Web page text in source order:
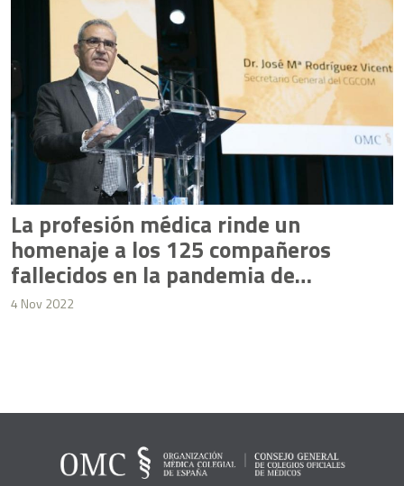
La profesión médica rinde un
homenaje a los 125 compañeros
fallecidos en la pandemia de
COVID-19
4 Nov 2022